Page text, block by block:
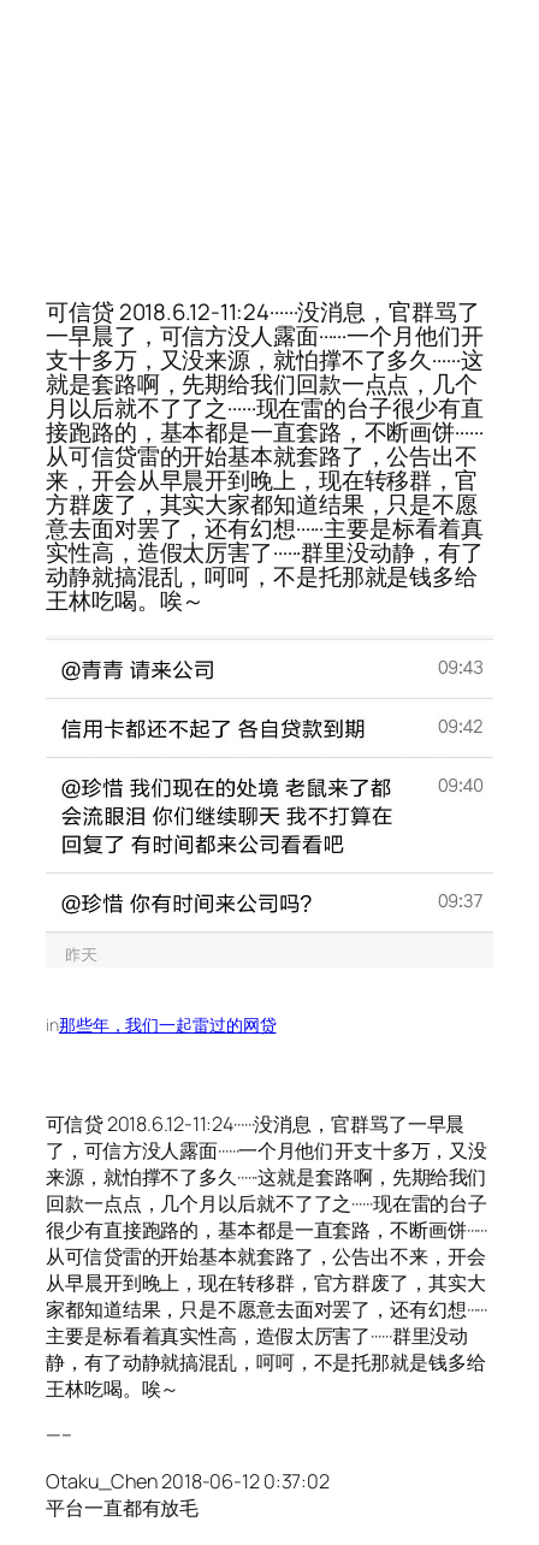
可信贷 2018.6.12-11:24······没消息，官群骂了
一早晨了，可信方没人露面······一个月他们开
支十多万，又没来源，就怕撑不了多久······这
就是套路啊，先期给我们回款一点点，几个
月以后就不了了之······现在雷的台子很少有直
接跑路的，基本都是一直套路，不断画饼······
从可信贷雷的开始基本就套路了，公告出不
来，开会从早晨开到晚上，现在转移群，官
方群废了，其实大家都知道结果，只是不愿
意去面对罢了，还有幻想······主要是标看着真
实性高，造假太厉害了······群里没动静，有了
动静就搞混乱，呵呵，不是托那就是钱多给
王林吃喝。唉～
in那些年，我们一起雷过的网贷
可信贷 2018.6.12-11:24······没消息，官群骂了一早晨
了，可信方没人露面······一个月他们开支十多万，又没
来源，就怕撑不了多久······这就是套路啊，先期给我们
回款一点点，几个月以后就不了了之······现在雷的台子
很少有直接跑路的，基本都是一直套路，不断画饼······
从可信贷雷的开始基本就套路了，公告出不来，开会
从早晨开到晚上，现在转移群，官方群废了，其实大
家都知道结果，只是不愿意去面对罢了，还有幻想······
主要是标看着真实性高，造假太厉害了······群里没动
静，有了动静就搞混乱，呵呵，不是托那就是钱多给
王林吃喝。唉～
—–
Otaku_Chen 2018-06-12 0:37:02
平台一直都有放毛